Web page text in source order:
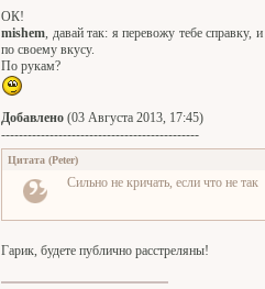
ОК!
mishem, давай так: я перевожу тебе
по своему вкусу.
По рукам?
Добавлено (03 Августа 2013, 17:45)
---------------------------------------------
Цитата (Peter)
Сильно не кричать, если что не так
Гарик, будете публично расстреляны!